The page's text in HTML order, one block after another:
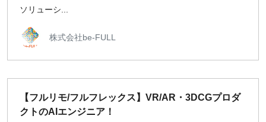
ソリューシ...
株式会社be-FULL
【フルリモ/フルフレックス】VR/AR・3DCGプロダ
クトのAIエンジニア！